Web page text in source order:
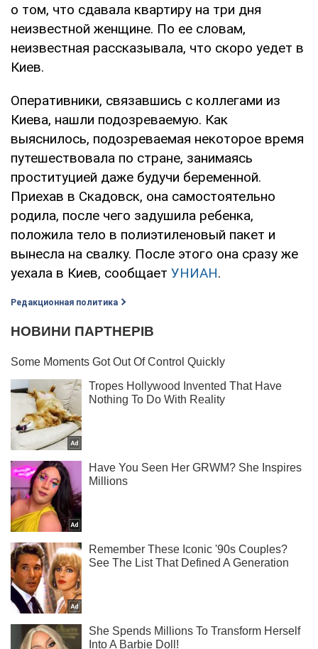
о том, что сдавала квартиру на три дня
неизвестной женщине. По ее словам,
неизвестная рассказывала, что скоро уедет в
Киев.
Оперативники, связавшись с коллегами из
Киева, нашли подозреваемую. Как
выяснилось, подозреваемая некоторое время
путешествовала по стране, занимаясь
проституцией даже будучи беременной.
Приехав в Скадовск, она самостоятельно
родила, после чего задушила ребенка,
положила тело в полиэтиленовый пакет и
вынесла на свалку. После этого она сразу же
уехала в Киев, сообщает УНИАН.
Редакционная политика